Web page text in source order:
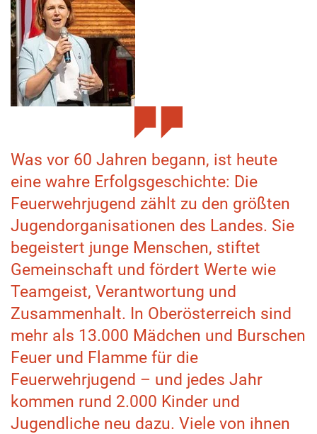
Was vor 60 Jahren begann, ist heute
eine wahre Erfolgsgeschichte: Die
Feuerwehrjugend zählt zu den größten
Jugendorganisationen des Landes. Sie
begeistert junge Menschen, stiftet
Gemeinschaft und fördert Werte wie
Teamgeist, Verantwortung und
Zusammenhalt. In Oberösterreich sind
mehr als 13.000 Mädchen und Burschen
Feuer und Flamme für die
Feuerwehrjugend – und jedes Jahr
kommen rund 2.000 Kinder und
Jugendliche neu dazu. Viele von ihnen